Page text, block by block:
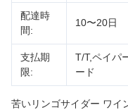
配達時
間:
10〜20日
支払期
限:
T/T,ペイパ
ード
苦いリンゴサイダー ワイ